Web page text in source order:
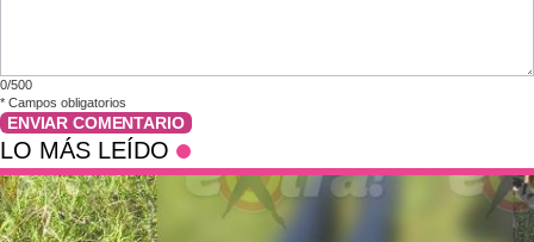
0/500
* Campos obligatorios
ENVIAR COMENTARIO
LO MÁS LEÍDO